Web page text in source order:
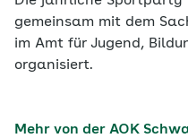
gemeinsam mit dem
im Amt für Jugend,
organisiert.
Mehr von der AOK